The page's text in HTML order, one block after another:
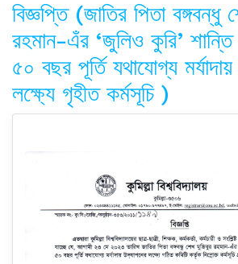
বিজ্ঞপ্তি (জাতির পিতা বঙ্গবন্ধু
রহমান-এঁর ‘জুলিও কুরি’
৫০ বছর পূর্তি যথাযোগ্য
লক্ষ্যে গৃহীত কর্মসূচি )